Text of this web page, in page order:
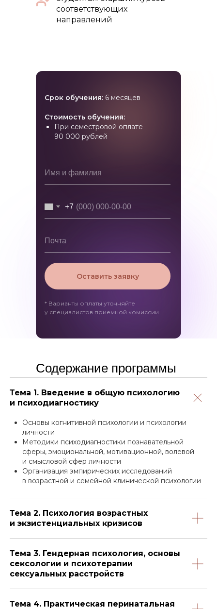
соответствующих
направлений
Срок обучения: 6 месяцев
Стоимость обучения:
При семестровой оплате —
90 000 рублей
+7
Оставить заявку
* Варианты оплаты уточняйте
у специалистов приемной комиссии
Содержание программы
Тема 1. Введение в общую психологию
и психодиагностику
Основы когнитивной психологии и психологии
личности
Методики психодиагностики познавательной
сферы, эмоциональной, мотивационной, волевой
и смысловой сфер личности
Организация эмпирических исследований
в возрастной и семейной клинической психологии
Тема 2. Психология возрастных
и экзистенциальных кризисов
Тема 3. Гендерная психология, основы
сексологии и психотерапии
сексуальных расстройств
Тема 4. Практическая перинатальная